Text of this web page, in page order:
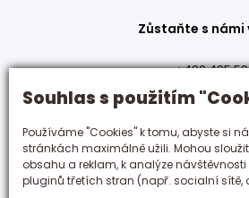
Souhlas s použitím
Používáme "Cookies" k tomu, abyste si
stránkách maximálně užili. Mohou
obsahu a reklam, k analýze
pluginů třetích stran (např. socialní sítě,
Zůstaňte s
+420 495
Československé
500 03